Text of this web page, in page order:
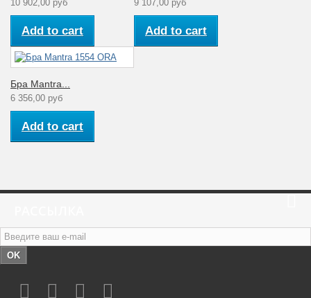
10 902,00 руб
Add to cart
9 107,00 руб
Add to cart
Бра Mantra...
6 356,00 руб
Add to cart
OK